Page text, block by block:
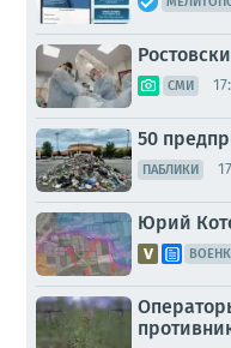
СМИ
50
ПАБЛИКИ
Юрий